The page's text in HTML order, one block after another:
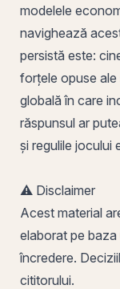
modelele
navighează
persistă este:
forțele opuse
globală în care
răspunsul ar
și regulile jocului
⚠️ Disclaimer
Acest material
elaborat pe
încredere.
cititorului.